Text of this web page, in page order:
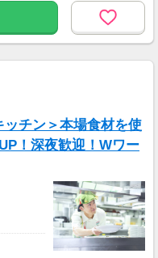
チン＞本場食材を使
！深夜歓迎！Wワー
）時給1